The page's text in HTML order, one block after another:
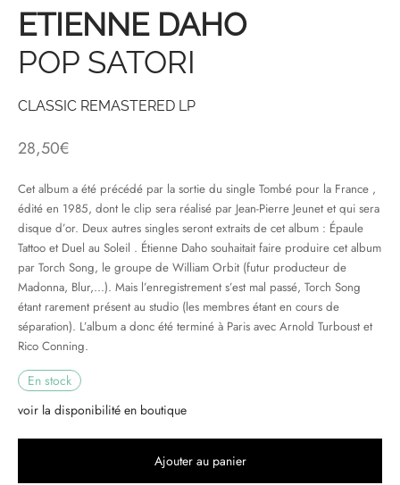
ETIENNE DAHO
POP SATORI
CLASSIC REMASTERED LP
28,50€
Cet album a été précédé par la sortie du single Tombé pour la France ,
édité en 1985, dont le clip sera réalisé par Jean-Pierre Jeunet et qui sera
disque d’or. Deux autres singles seront extraits de cet album : Épaule
Tattoo et Duel au Soleil . Étienne Daho souhaitait faire produire cet album
par Torch Song, le groupe de William Orbit (futur producteur de
Madonna, Blur,…). Mais l’enregistrement s’est mal passé, Torch Song
étant rarement présent au studio (les membres étant en cours de
séparation). L’album a donc été terminé à Paris avec Arnold Turboust et
Rico Conning.
En stock
voir la disponibilité en boutique
Ajouter au panier
ROCK, STONER & HEAVY METAL
MUSIQUES IMPROVISEES
DU MONDE